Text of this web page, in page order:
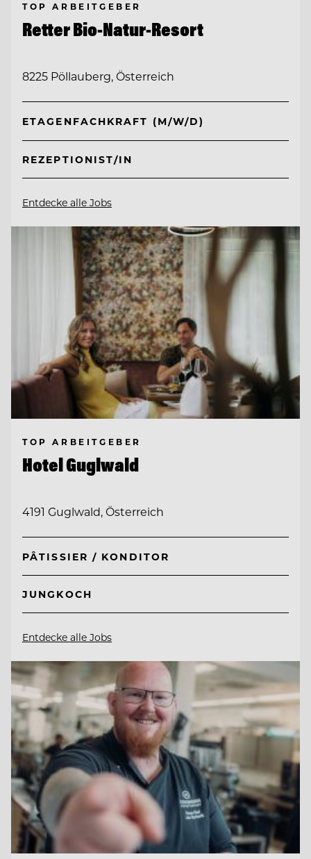
TOP ARBEITGEBER
Retter Bio-Natur-Resort
8225 Pöllauberg, Österreich
ETAGENFACHKRAFT (M/W/D)
REZEPTIONIST/IN
Entdecke alle Jobs
TOP ARBEITGEBER
Hotel Guglwald
4191 Guglwald, Österreich
PÂTISSIER / KONDITOR
JUNGKOCH
Entdecke alle Jobs